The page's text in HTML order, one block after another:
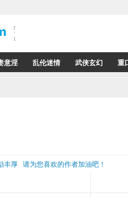
意淫 乱伦迷情 武侠玄幻 重
丰厚 请为您喜欢的作者加油吧！